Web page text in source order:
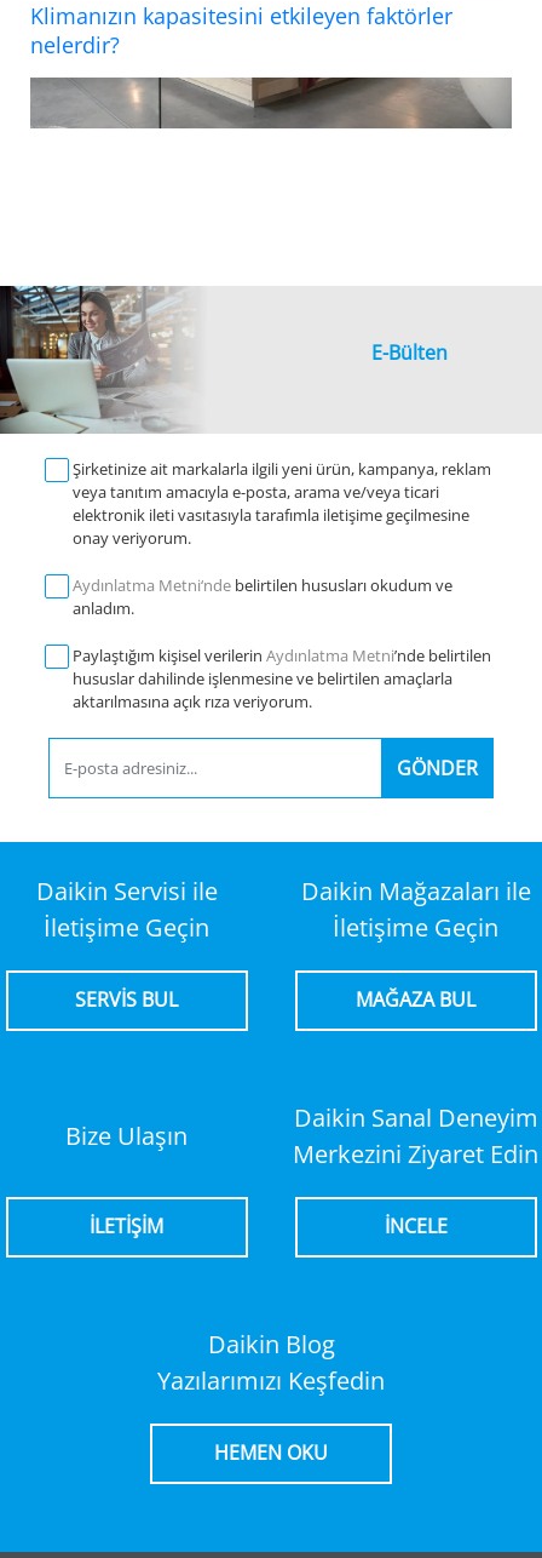
Klimanızın kapasitesini etkileyen faktörler
nelerdir?
E-Bülten
Şirketinize ait markalarla ilgili yeni ürün, kampanya, reklam
veya tanıtım amacıyla e-posta, arama ve/veya ticari
elektronik ileti vasıtasıyla tarafımla iletişime geçilmesine
onay veriyorum.
Aydınlatma Metni‘nde belirtilen hususları okudum ve
anladım.
Paylaştığım kişisel verilerin Aydınlatma Metni’nde belirtilen
hususlar dahilinde işlenmesine ve belirtilen amaçlarla
aktarılmasına açık rıza veriyorum.
GÖNDER
Daikin Servisi ile
İletişime Geçin
SERVİS BUL
Daikin Mağazaları ile
İletişime Geçin
MAĞAZA BUL
Bize Ulaşın
İLETİŞİM
Daikin Sanal Deneyim
Merkezini Ziyaret Edin
İNCELE
Daikin Blog
Yazılarımızı Keşfedin
HEMEN OKU